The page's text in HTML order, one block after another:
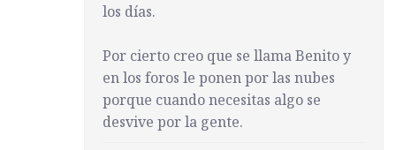
los días.
Por cierto creo que se llama Benito y
en los foros le ponen por las nubes
porque cuando necesitas algo se
desvive por la gente.